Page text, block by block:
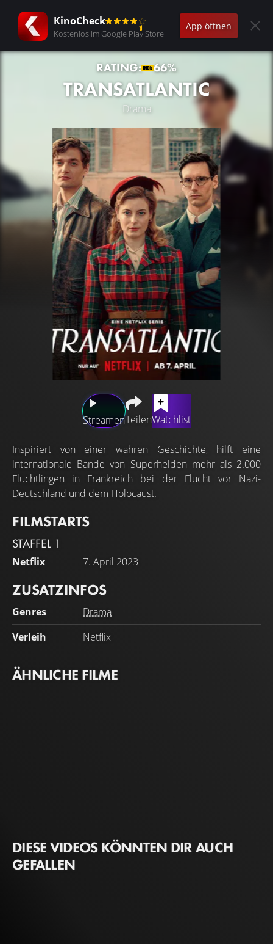
KinoCheck
Kostenlos im Google Play Store
App öffnen
RATING: 66%
TRANSATLANTIC
Drama
StreamenTeilenWatchlist
Inspiriert von einer wahren Geschichte, hilft eine
internationale Bande von Superhelden mehr als 2.000
Flüchtlingen in Frankreich bei der Flucht vor Nazi-
Deutschland und dem Holocaust.
FILMSTARTS
STAFFEL 1
Netflix 7. April 2023
ZUSATZINFOS
Genres
Drama
Verleih
Netflix
ÄHNLICHE FILME
DIESE VIDEOS KÖNNTEN DIR AUCH
GEFALLEN